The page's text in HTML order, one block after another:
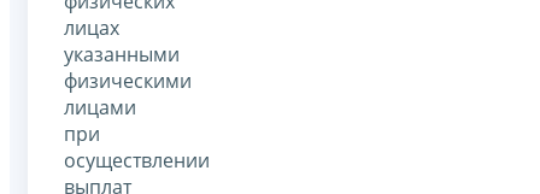
лицах
указанными
физическими
лицами
при
осуществлении
выплат